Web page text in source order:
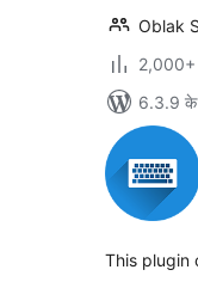
Oblak
2,000+
6.3.9 के
This plugin